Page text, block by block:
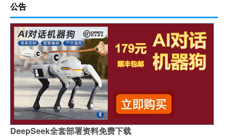
公告
DeepSeek全套部署资料免费下载